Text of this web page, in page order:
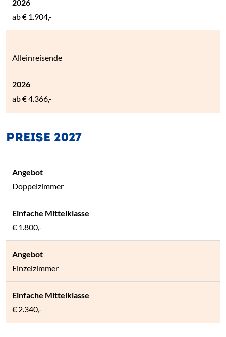
ab€ 1.904,-
Alleinreisende
ab€ 4.366,-
PREISE 2027
Doppelzimmer
€ 1.800,-
Einzelzimmer
€ 2.340,-